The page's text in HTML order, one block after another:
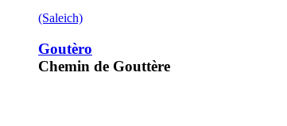
(Saleich)
Goutèro
Chemin de Gouttère